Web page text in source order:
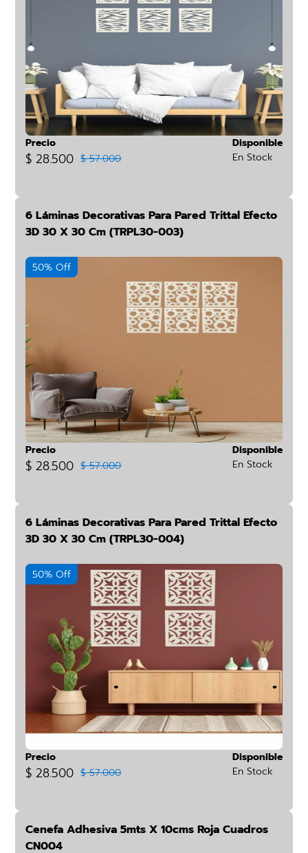
Precio
$ 28.500 $ 57.000
Disponible
En Stock
6 Láminas Decorativas Para Pared Trittal Efecto
3D 30 X 30 Cm (TRPL30-003)
50% Off
Precio
$ 28.500 $ 57.000
Disponible
En Stock
6 Láminas Decorativas Para Pared Trittal Efecto
3D 30 X 30 Cm (TRPL30-004)
50% Off
Precio
$ 28.500 $ 57.000
Disponible
En Stock
Cenefa Adhesiva 5mts X 10cms Roja Cuadros
CN004